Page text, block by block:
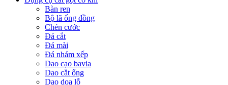
Bàn ren
Bộ lã ống đồng
Chén cước
Đá cắt
Đá mài
Đá nhám xếp
Dao cạo bavia
Dao cắt ống
Dao doa lỗ